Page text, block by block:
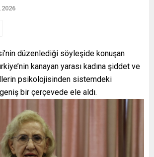
düzenlediği söyleşide konuşan
kanayan yarası kadına şiddet ve
psikolojisinden sistemdeki
bir çerçevede ele aldı.